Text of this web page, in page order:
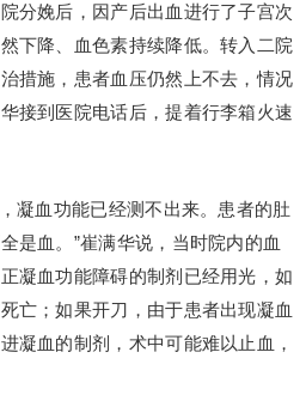
分娩后，因产后出血进行了子宫次
下降、血色素持续降低。转入二院
措施，患者血压仍然上不去，情况
接到医院电话后，提着行李箱火速
凝血功能已经测不出来。患者的肚
是血。”崔满华说，当时院内的血
凝血功能障碍的制剂已经用光，如
亡；如果开刀，由于患者出现凝血
凝血的制剂，术中可能难以止血，